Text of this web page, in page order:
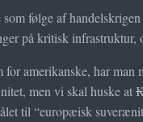
følge af
på kritisk
amerikanske, har man
men vi skal huske at
til “europæisk